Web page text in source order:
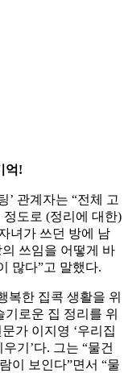
억!
’ 관계자는 “전체 고
정도로 (정리에 대한)
녀가 쓰던 방에 남
쓰임을 어떻게 바
많다”고 말했다.
복한 집콕 생활을 위
로운 집 정리를 위
가 이지영 ‘우리집
기’다. 그는 “물건
이 보인다”면서 “물